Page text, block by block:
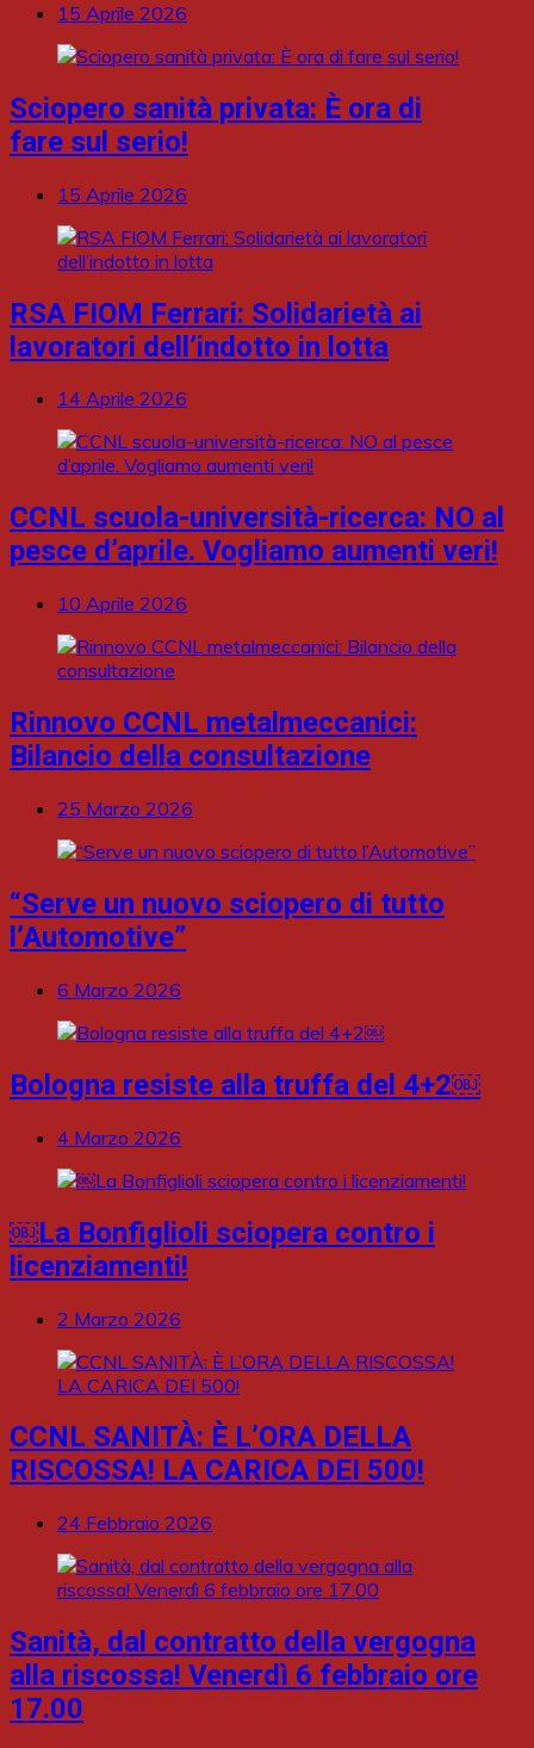
15 Aprile 2026
Sciopero sanità privata: È ora di
fare sul serio!
15 Aprile 2026
RSA FIOM Ferrari: Solidarietà ai
lavoratori dell’indotto in lotta
14 Aprile 2026
CCNL scuola-università-ricerca: NO al
pesce d’aprile. Vogliamo aumenti veri!
10 Aprile 2026
Rinnovo CCNL metalmeccanici:
Bilancio della consultazione
25 Marzo 2026
“Serve un nuovo sciopero di tutto
l’Automotive”
6 Marzo 2026
Bologna resiste alla truffa del 4+2￼
4 Marzo 2026
￼La Bonfiglioli sciopera contro i
licenziamenti!
2 Marzo 2026
CCNL SANITÀ: È L’ORA DELLA
RISCOSSA! LA CARICA DEI 500!
24 Febbraio 2026
Sanità, dal contratto della vergogna
alla riscossa! Venerdì 6 febbraio ore
17.00